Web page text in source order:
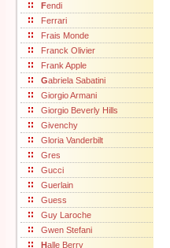
Fendi
Ferrari
Frais Monde
Franck Olivier
Frank Apple
Gabriela Sabatini
Giorgio Armani
Giorgio Beverly Hills
Givenchy
Gloria Vanderbilt
Gres
Gucci
Guerlain
Guess
Guy Laroche
Gwen Stefani
Halle Berry